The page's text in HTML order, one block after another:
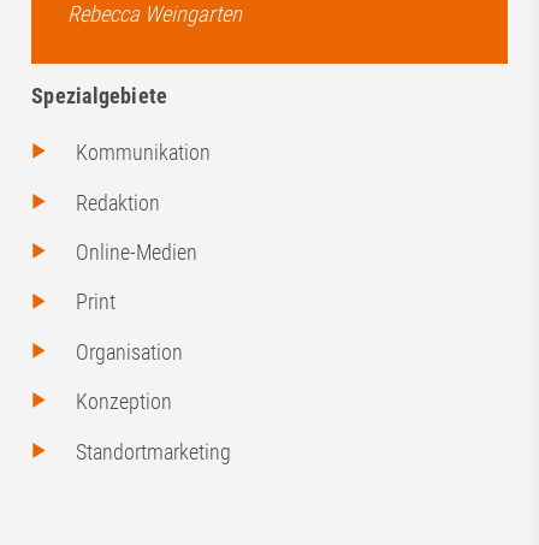
Rebecca Weingarten
Spezialgebiete
Kommunikation
Redaktion
Online-Medien
Print
Organisation
Konzeption
Standortmarketing